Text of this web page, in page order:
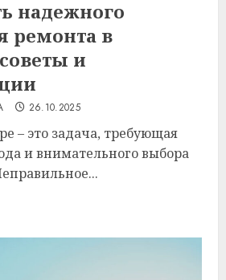
надежного
ремонта в
и
26.10.2025
– это задача, требующая
и внимательного выбора